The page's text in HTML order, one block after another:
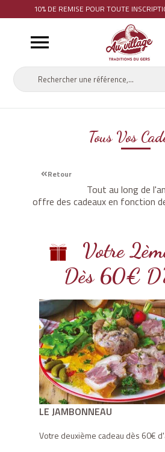
10% DE REMISE POUR TOUTE

Tous Vos
Retour
Tout au long de
offre des cadeaux en fonction
Votre
Dès 60€
LE JAMBONNEAU
Votre deuxième cadeau dès 60€